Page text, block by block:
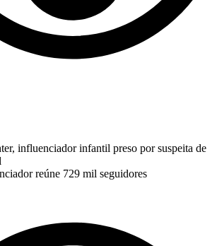
influenciador infantil preso por suspeita de
reúne 729 mil seguidores